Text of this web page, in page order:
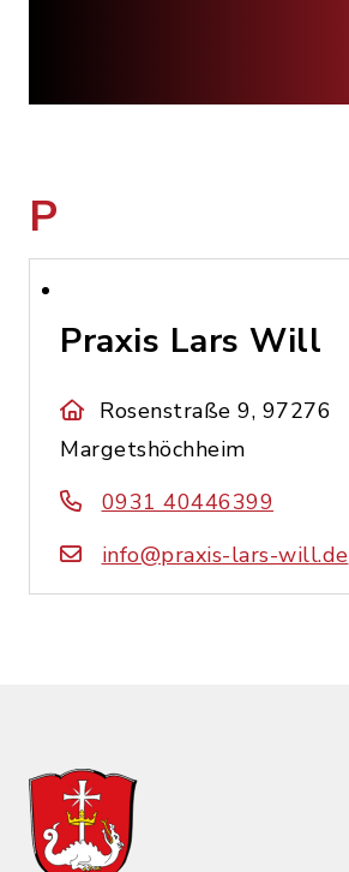
P
Praxis Lars Will
Rosenstraße 9, 97276
Margetshöchheim
0931 40446399
info@praxis-lars-will.de